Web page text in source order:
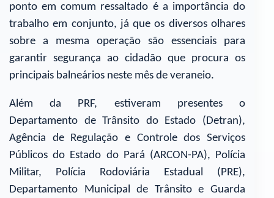
ponto em comum ressaltado é a importância do
trabalho em conjunto, já que os diversos olhares
sobre a mesma operação são essenciais para
garantir segurança ao cidadão que procura os
principais balneários neste mês de veraneio.
Além da PRF, estiveram presentes o
Departamento de Trânsito do Estado (Detran),
Agência de Regulação e Controle dos Serviços
Públicos do Estado do Pará (ARCON-PA), Polícia
Militar, Polícia Rodoviária Estadual (PRE),
Departamento Municipal de Trânsito e Guarda